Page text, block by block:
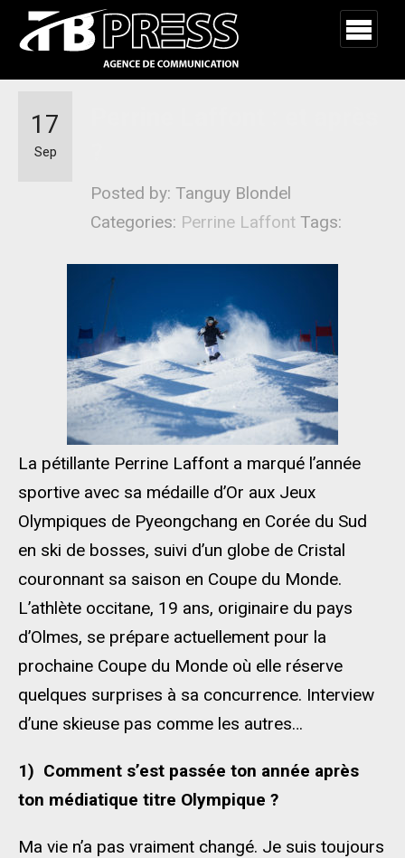
Posted by: Tanguy Blondel
Categories: Perrine Laffont Tags:
17
Sep
La pétillante Perrine Laffont a marqué l’année
sportive avec sa médaille d’Or aux Jeux
Olympiques de Pyeongchang en Corée du Sud
en ski de bosses, suivi d’un globe de Cristal
couronnant sa saison en Coupe du Monde.
L’athlète occitane, 19 ans, originaire du pays
d’Olmes, se prépare actuellement pour la
prochaine Coupe du Monde où elle réserve
quelques surprises à sa concurrence. Interview
d’une skieuse pas comme les autres…
1) Comment s’est passée ton année après
ton médiatique titre Olympique ?
Ma vie n’a pas vraiment changé. Je suis toujours